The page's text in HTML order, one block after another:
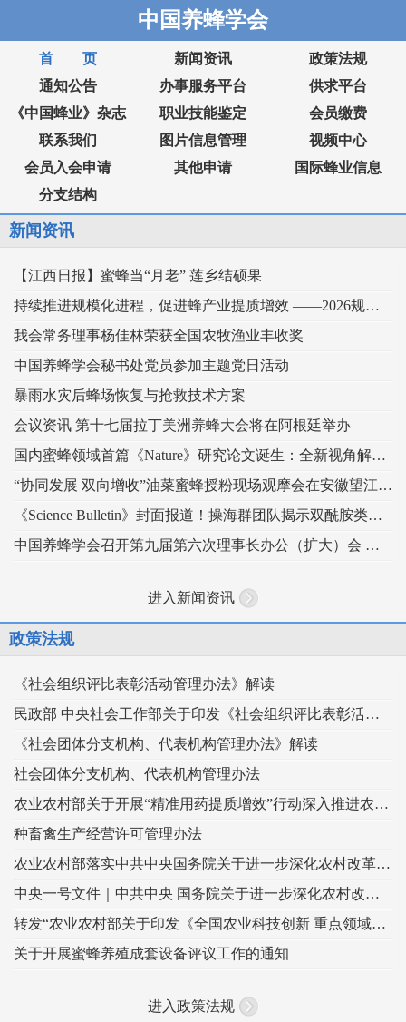
中国养蜂学会
首 页 新闻资讯
政策法规
通知公告
办事服务平台
供求平台
《中国蜂业》杂志
职业技能鉴定
会员缴费
联系我们
图片信息管理
视频中心
会员入会申请
其他申请
国际蜂业信息
分支结构
新闻资讯
【江西日报】蜜蜂当“月老” 莲乡结硕果
持续推进规模化进程，促进蜂产业提质增效 ——2026规模化蜂业交流观摩会在新疆举行
我会常务理事杨佳林荣获全国农牧渔业丰收奖
中国养蜂学会秘书处党员参加主题党日活动
暴雨水灾后蜂场恢复与抢救技术方案
会议资讯 第十七届拉丁美洲养蜂大会将在阿根廷举办
国内蜜蜂领域首篇《Nature》研究论文诞生：全新视角解读蜂王发育的“建筑密码”
“协同发展 双向增收”油菜蜜蜂授粉现场观摩会在安徽望江举办
《Science Bulletin》封面报道！操海群团队揭示双酰胺类杀虫剂影响蜜蜂蜂王生殖
中国养蜂学会召开第九届第六次理事长办公（扩大）会 锚定“十五五” 谋划蜂业高质量发展
进入新闻资讯
政策法规
《社会组织评比表彰活动管理办法》解读
民政部 中央社会工作部关于印发《社会组织评比表彰活动管理办法》的通知
《社会团体分支机构、代表机构管理办法》解读
社会团体分支机构、代表机构管理办法
农业农村部关于开展“精准用药提质增效”行动深入推进农药科学安全使用工作的指导意见
种畜禽生产经营许可管理办法
农业农村部落实中共中央国务院关于进一步深化农村改革扎实推进乡村全面振兴 工作部署的实施意见
中央一号文件｜中共中央 国务院关于进一步深化农村改革 扎实推进乡村全面振兴的意见
转发“农业农村部关于印发《全国农业科技创新 重点领域（2024–2028年）》的通知”
关于开展蜜蜂养殖成套设备评议工作的通知
进入政策法规